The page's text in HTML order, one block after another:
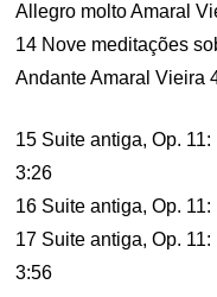
Allegro molto Amaral
14 Nove meditações
Andante Amaral Vieira
15 Suite antiga, Op.
3:26
16 Suite antiga, Op.
17 Suite antiga, Op.
3:56